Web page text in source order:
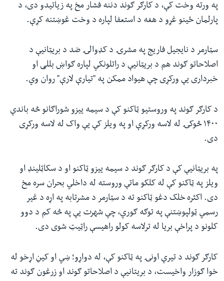
په ورته وخت کې، د کارګر ګوند دننه فشار مخ په زیاتیدو دی، د
پارلمان ځینو غړو د هغه د استعفا لپاره د وخت غوښتنه کړې.
سټارمر د نایجیل فاریج په مشرۍ د کډوالۍ ضد د بریټانیې د
اصلاحاتو ګوند هم د بریټانیې د راتلونکي لپاره ګواښ بللی او
خبرداری یې ورکړی چې هیواد ممکن په "تیارې لارې" روان وي.
د کارګر ګوند په وروستیو ټاکنو کې د سیمه ییزو شوراګانو څه باندې
۱۴۰۰ څوکۍ له لاسه ورکړې او په ویلز کې یې واک له لاسه ورکړی
دی.
په بریټانیې کې د کارګر ګوند د سیمه ییزو ټاکنو او د سکاټلینډ او
ویلز په ټاکنو کې له کلکو ماتې وروسته له داخلي بحران سره مخ
دی. اکثره خلک دغو ټاکنو ته د سټارمر د مشرتابه په اړه د غیر
رسمي ټولپوښتنې په توګه ګوري، چې شهرت یې په څه کم د دوو
کلونو د پراخې بریا له ترلاسه کولو راهیسې راټیټ شوی دی.
کارګر ګوند د تیرې اونۍ په ټاکنو کې، له دواړو؛ ښي او کیڼ اړخو له
خوا ګوزار واخیست، د بریتانیې د اصلاحاتو ګوند او زرغون ګوند ته